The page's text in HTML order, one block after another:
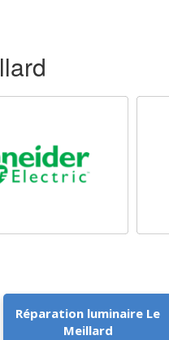
Réparation luminaire Le
Meillard